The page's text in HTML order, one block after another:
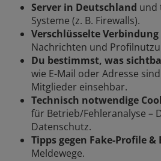
Server in Deutschland und
Systeme (z. B. Firewalls).
Verschlüsselte Verbindung
Nachrichten und
Du bestimmst, was
wie E-Mail oder Adresse
Mitglieder einsehbar.
Technisch notwendige
für Betrieb/Fehleranalyse –
Datenschutz.
Tipps gegen Fake-Profile &
Meldewege.